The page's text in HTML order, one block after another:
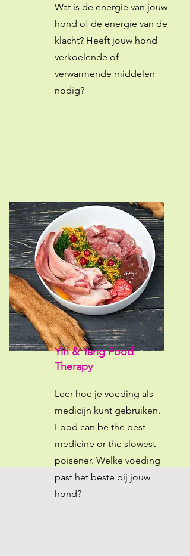
Wat is de energie van jouw
hond of de energie van de
klacht? Heeft jouw hond
verkoelende of
verwarmende middelen
nodig?
Yin & Yang Food
Therapy
Leer hoe je voeding als
medicijn kunt gebruiken.
Food can be the best
medicine or the slowest
poisener. Welke voeding
past het beste bij jouw
hond?